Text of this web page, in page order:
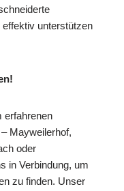
unterstützen
erfahrenen
Mayweilerhof,
oder
in Verbindung, um
zu finden. Unser